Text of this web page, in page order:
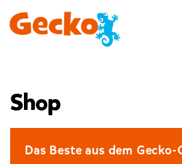
Navigation
springen
Inhalt
springen
a
t
Shop
Das Beste aus dem